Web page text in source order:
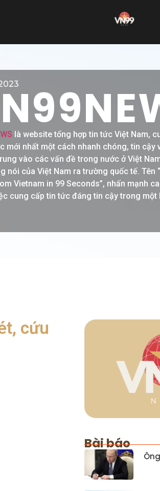
là website tổng hợp tin tức Việt Nam,
mới nhất một cách nhanh chóng, tin cậy
vào các vấn đề trong nước ở Việt
nói của Việt Nam ra trường quốc tế. Tên
Vietnam in 99 Seconds”, nhấn mạnh
cung cấp tin tức đáng tin cậy trong một
cứu
Bài báo